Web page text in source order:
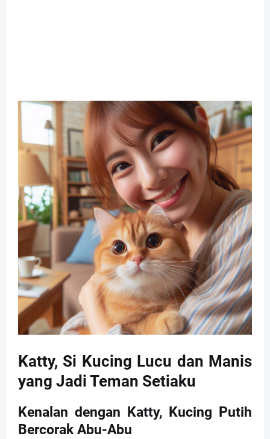
Katty, Si Kucing Lucu dan Manis
yang Jadi Teman Setiaku
Kenalan dengan Katty, Kucing Putih
Bercorak Abu-Abu